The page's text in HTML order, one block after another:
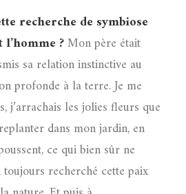
recherche de symbiose
?Mon père était
sa relation instinctive au
profonde à la terre. Je me
j’arrachais les jolies fleurs que
dans mon jardin, en
ce qui bien sûr ne
toujours recherché cette paix